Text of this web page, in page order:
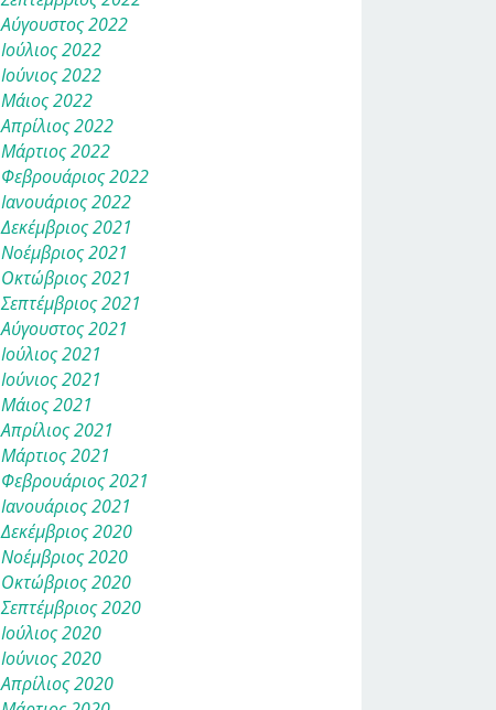
Αύγουστος 2022
Ιούλιος 2022
Ιούνιος 2022
Μάιος 2022
Απρίλιος 2022
Μάρτιος 2022
Φεβρουάριος 2022
Ιανουάριος 2022
Δεκέμβριος 2021
Νοέμβριος 2021
Οκτώβριος 2021
Σεπτέμβριος 2021
Αύγουστος 2021
Ιούλιος 2021
Ιούνιος 2021
Μάιος 2021
Απρίλιος 2021
Μάρτιος 2021
Φεβρουάριος 2021
Ιανουάριος 2021
Δεκέμβριος 2020
Νοέμβριος 2020
Οκτώβριος 2020
Σεπτέμβριος 2020
Ιούλιος 2020
Ιούνιος 2020
Απρίλιος 2020